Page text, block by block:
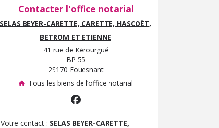
Contacter l'office notarial
SELAS BEYER-CARETTE, CARETTE, HASCOËT,
BETROM ET ETIENNE
41 rue de Kérourgué
BP 55
29170 Fouesnant
Tous les biens de l’office notarial
Votre contact : SELAS BEYER-CARETTE,